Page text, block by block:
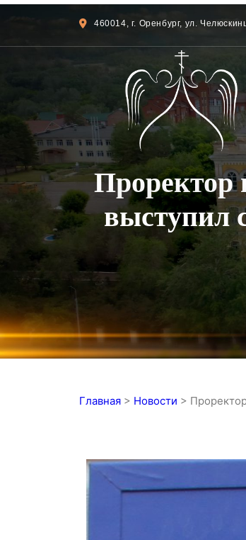
460014, г. Оренбург, ул.
Проректор
выступил
Главная > Новости >